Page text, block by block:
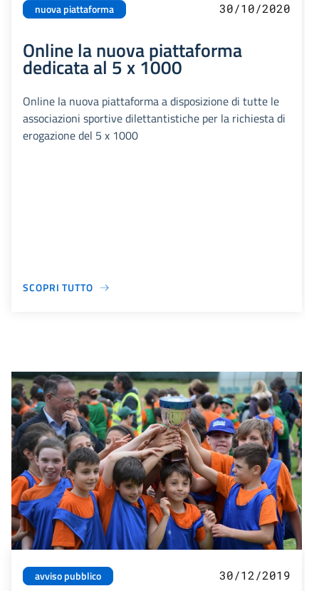
nuova piattaforma 30/10/2020
Online la nuova piattaforma
dedicata al 5 x 1000
Online la nuova piattaforma a disposizione di tutte le
associazioni sportive dilettantistiche per la richiesta di
erogazione del 5 x 1000
SCOPRI TUTTO
avviso pubblico 30/12/2019